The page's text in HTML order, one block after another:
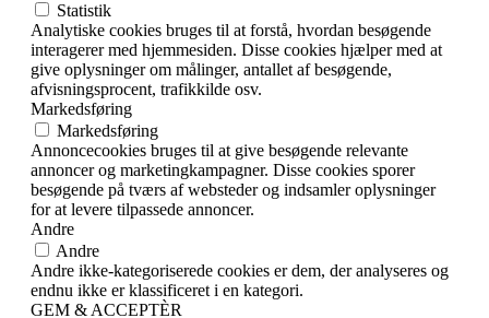
Statistik
Analytiske cookies bruges til at forstå, hvordan besøgende
interagerer med hjemmesiden. Disse cookies hjælper med at
give oplysninger om målinger, antallet af besøgende,
afvisningsprocent, trafikkilde osv.
Markedsføring
Markedsføring
Annoncecookies bruges til at give besøgende relevante
annoncer og marketingkampagner. Disse cookies sporer
besøgende på tværs af websteder og indsamler oplysninger
for at levere tilpassede annoncer.
Andre
Andre
Andre ikke-kategoriserede cookies er dem, der analyseres og
endnu ikke er klassificeret i en kategori.
GEM & ACCEPTÈR